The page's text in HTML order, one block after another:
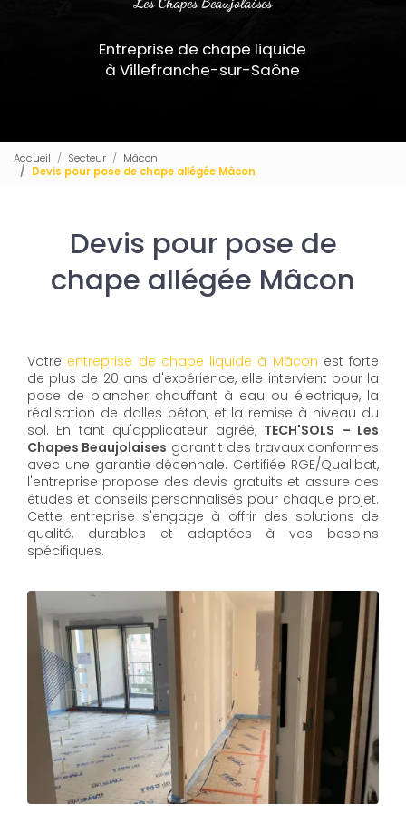
Entreprise de chape liquide
à Villefranche-sur-Saône
Accueil Secteur
Mâcon
Devis pour pose de chape allégée Mâcon
Devis pour pose de
chape allégée Mâcon
Votre entreprise de chape liquide à Mâcon est forte
de plus de 20 ans d'expérience, elle intervient pour la
pose de plancher chauffant à eau ou électrique, la
réalisation de dalles béton, et la remise à niveau du
sol. En tant qu'applicateur agréé, TECH'SOLS – Les
Chapes Beaujolaises garantit des travaux conformes
avec une garantie décennale. Certifiée RGE/Qualibat,
l'entreprise propose des devis gratuits et assure des
études et conseils personnalisés pour chaque projet.
Cette entreprise s'engage à offrir des solutions de
qualité, durables et adaptées à vos besoins
spécifiques.